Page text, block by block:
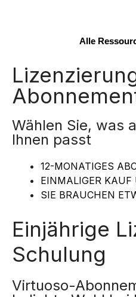
Alle
Wählen Sie, was
Ihnen passt
12-MONATIGES
EINMALIGER KAUF
SIE BRAUCHEN
Einjährige
Schulung
Virtuoso-